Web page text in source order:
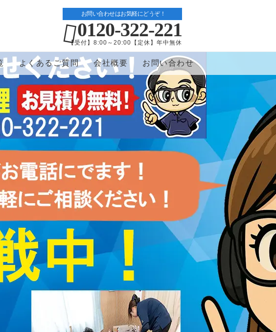
お問い合わせはお気軽にどうぞ！
0120-322-221
【受付】8:00～20:00【定休】年中無休
よくあるご質問 会社概要 お問い合わせ